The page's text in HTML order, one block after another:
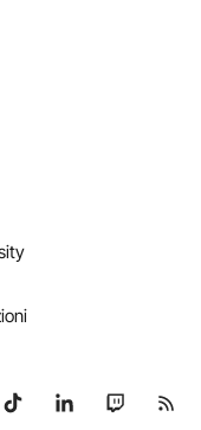
su Telegram
Seguici su TikTok
Seguici su
Seguici